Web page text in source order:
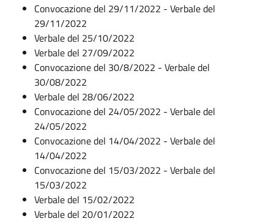
Convocazione del 29/11/2022 - Verbale del
29/11/2022
Verbale del 25/10/2022
Verbale del 27/09/2022
Convocazione del 30/8/2022 - Verbale del
30/08/2022
Verbale del 28/06/2022
Convocazione del 24/05/2022 - Verbale del
24/05/2022
Convocazione del 14/04/2022 - Verbale del
14/04/2022
Convocazione del 15/03/2022 - Verbale del
15/03/2022
Verbale del 15/02/2022
Verbale del 20/01/2022